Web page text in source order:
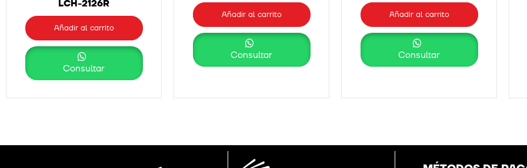
LCH-2126R
Añadir al carrito
Consultar
Añadir al carrito
Consultar
Añadir al carrito
Consultar